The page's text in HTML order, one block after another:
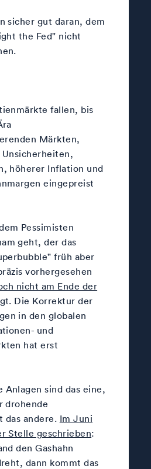
sicher gut daran, dem
the Fed" nicht
fallen, bis
Märkten,
höherer Inflation und
eingepreist
Pessimisten
geht, der das
früh aber
vorhergesehen
nicht am Ende der
Die Korrektur der
in den globalen
und
hat erst
Anlagen sind das eine,
drohende
das andere. Im Juni
Stelle geschrieben:
den Gashahn
dann kommt das